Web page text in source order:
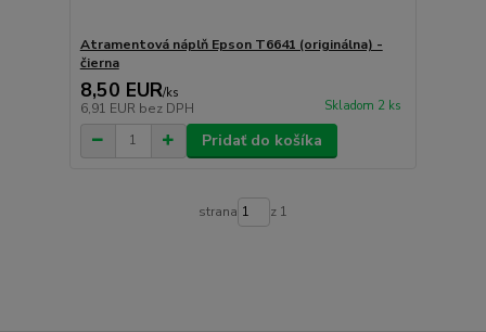
Atramentová náplň Epson T6641 (originálna) -
čierna
8,50 EUR/ks
6,91 EUR bez DPH Skladom 2 ks
Pridať do košíka
strana z 1